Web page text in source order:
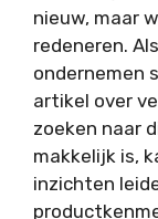
nieuw, maar
redeneren.
ondernemen
artikel over
zoeken naar
makkelijk is,
inzichten